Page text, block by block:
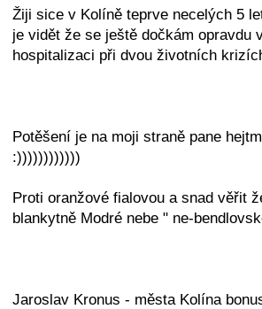
Žiji sice v Kolíně teprve necelých 5
je vidět že se ještě dočkám opravdu
hospitalizaci při dvou životních
Potěšení je na moji straně pane
:))))))))))))
Proti oranžové fialovou a snad věřit
blankytně Modré nebe " ne-
Jaroslav Kronus - města Kolína